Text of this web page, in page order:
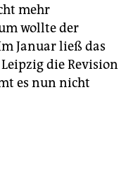
mehr
wollte der
Januar ließ das
die Revision
es nun nicht